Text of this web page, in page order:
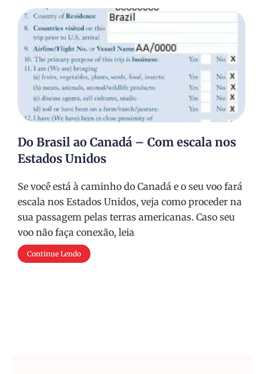
Do Brasil ao Canadá – Com escala nos
Estados Unidos
Se você está à caminho do Canadá e o seu voo fará
escala nos Estados Unidos, veja como proceder na
sua passagem pelas terras americanas. Caso seu
voo não faça conexão, leia
Continue Lendo